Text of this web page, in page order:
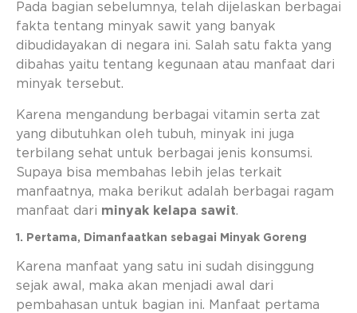
Pada bagian sebelumnya, telah dijelaskan berbagai
fakta tentang minyak sawit yang banyak
dibudidayakan di negara ini. Salah satu fakta yang
dibahas yaitu tentang kegunaan atau manfaat dari
minyak tersebut.
Karena mengandung berbagai vitamin serta zat
yang dibutuhkan oleh tubuh, minyak ini juga
terbilang sehat untuk berbagai jenis konsumsi.
Supaya bisa membahas lebih jelas terkait
manfaatnya, maka berikut adalah berbagai ragam
manfaat dari minyak kelapa sawit.
1. Pertama, Dimanfaatkan sebagai Minyak Goreng
Karena manfaat yang satu ini sudah disinggung
sejak awal, maka akan menjadi awal dari
pembahasan untuk bagian ini. Manfaat pertama